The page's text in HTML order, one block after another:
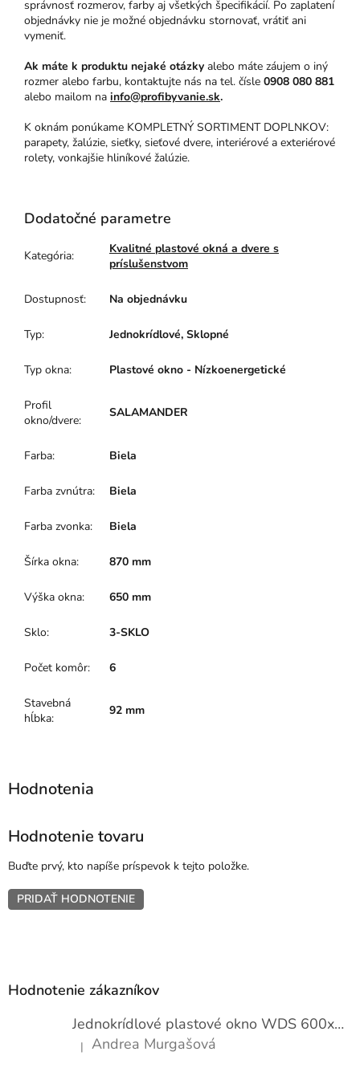
správnosť rozmerov, farby aj všetkých špecifikácií. Po zaplatení
objednávky nie je možné objednávku stornovať, vrátiť ani
vymeniť.
Ak máte k produktu nejaké otázky alebo máte záujem o iný
rozmer alebo farbu, kontaktujte nás na tel. čísle 0908 080 881
alebo mailom na info@profibyvanie.sk.
K oknám ponúkame KOMPLETNÝ SORTIMENT DOPLNKOV:
parapety, žalúzie, sieťky, sieťové dvere, interiérové a exteriérové
rolety, vonkajšie hliníkové žalúzie.
Dodatočné parametre
Kategória:
Kvalitné plastové okná a dvere s
príslušenstvom
Dostupnosť: Na objednávku
Typ: Jednokrídlové, Sklopné
Typ okna: Plastové okno - Nízkoenergetické
Profil
okno/dvere:
SALAMANDER
Farba: Biela
Farba zvnútra: Biela
Farba zvonka: Biela
Šírka okna: 870 mm
Výška okna: 650 mm
Sklo: 3-SKLO
Počet komôr: 6
Stavebná
hĺbka:
92 mm
Hodnotenie tovaru
Buďte prvý, kto napíše príspevok k tejto položke.
PRIDAŤ HODNOTENIE
Hodnotenie zákazníkov
Jednokrídlové plastové okno WDS 600x1000
Hodnotenie produktu je 5 z 5 hviezdičiek.
| Andrea Murgašová